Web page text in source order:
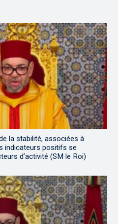
la stabilité, associées à
indicateurs positifs se
d’activité (SM le Roi)